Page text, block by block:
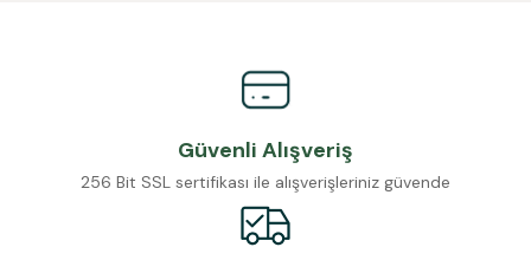
Güvenli Alışveriş
256 Bit SSL sertifikası ile alışverişleriniz güvende